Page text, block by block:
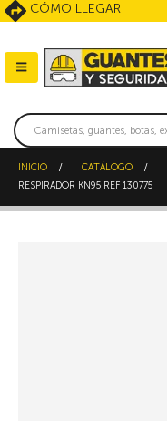
CÓMO LLEGAR
INICIO CATÁLOGO
RESPIRADOR KN95 REF 130775